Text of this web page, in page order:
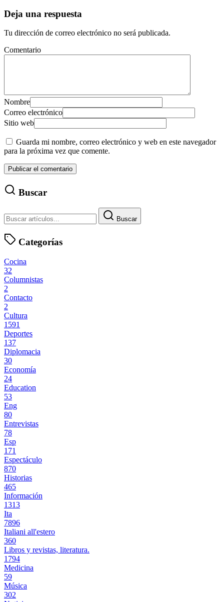
Deja una respuesta
Tu dirección de correo electrónico no será publicada.
Comentario
Nombre
Correo electrónico
Sitio web
Guarda mi nombre, correo electrónico y web en este navegador
para la próxima vez que comente.
Buscar
Buscar
Categorías
Cocina
32
Columnistas
2
Contacto
2
Cultura
1591
Deportes
137
Diplomacia
30
Economía
24
Education
53
Eng
80
Entrevistas
78
Esp
171
Espectáculo
870
Historias
465
Información
1313
Ita
7896
Italiani all'estero
360
Libros y revistas, literatura.
1794
Medicina
59
Música
302